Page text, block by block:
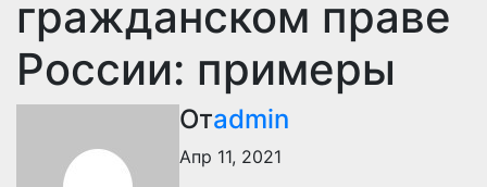
гражданском праве
России: примеры
Отadmin
Апр 11, 2021